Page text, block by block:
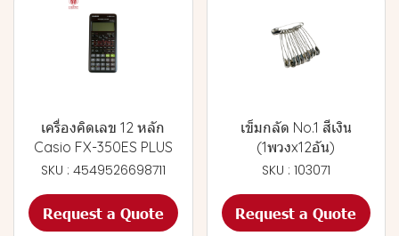
เครื่องคิดเลข 12 หลัก
Casio FX-350ES PLUS
SKU : 4549526698711
Request a Quote
เข็มกลัด No.1 สีเงิน
(1พวงx12อัน)
SKU : 103071
Request a Quote